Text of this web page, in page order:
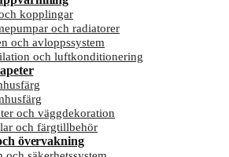
kopplingar
och radiatorer
och avloppssystem
och luftkonditionering
och väggdekoration
och färgtillbehör
övervakning